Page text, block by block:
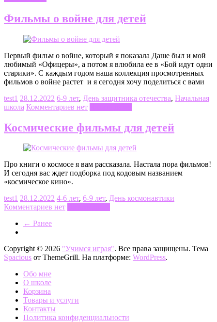
Фильмы о войне для детей
Первый фильм о войне, который я показала Даше был и мой
любимый «Офицеры», а потом я влюбила ее в «Бой идут одни
старики». С каждым годом наша коллекция просмотренных
фильмов о войне растет и я сегодня хочу поделиться с вами
test1 28.12.2022 6-9 лет, День защитника отечества, Начальная
школа Комментариев нет
Космические фильмы для детей
Про книги о космосе я вам рассказала. Настала пора фильмов!
И сегодня вас ждет подборка под кодовым названием
«космическое кино».
test1 28.12.2022 4-6 лет, 6-9 лет, День космонавтики
Комментариев нет
← Ранее
Copyright © 2026 "Учимся играя". Все права защищены. Тема
Spacious от ThemeGrill. На платформе: WordPress.
Обо мне
О школе
Корзина
Товары и услуги
Контакты
Политика конфиденциальности